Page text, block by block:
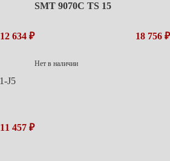
12 634 ₽
SMT 9070C TS 15
18 756 ₽
Нет в наличии
11 457 ₽